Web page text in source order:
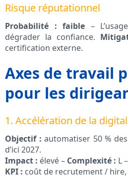
Risque réputationnel
Probabilité : faible –
dégrader la confiance.
certification externe.
Axes de travail
pour les
1. Accélération de la
Objectif : automatiser 50 %
d’ici 2027.
Impact : élevé – Complexité : L –
KPI : coût de recrutement /